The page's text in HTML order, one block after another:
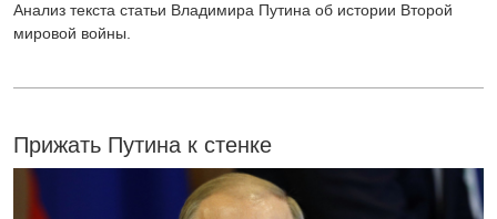
Анализ текста статьи Владимира Путина об истории Второй
мировой войны.
Прижать Путина к стенке